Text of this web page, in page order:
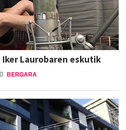
Laurobaren eskutik
BERGARA